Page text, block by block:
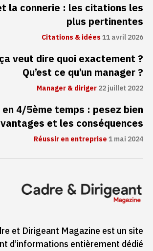
la connerie : les citations les
plus pertinentes
Citations & idées11 avril 2026
veut dire quoi exactement ?
Qu’est ce qu’un manager ?
Manager & diriger22 juillet 2022
4/5ème temps : pesez bien
et les conséquences
Réussir en entreprise1 mai 2024
et Dirigeant Magazine est un site
d’informations entièrement dédié